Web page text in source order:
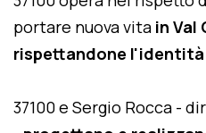
portare nuova vita in Val
rispettandone l'identità
37100 e Sergio Rocca -